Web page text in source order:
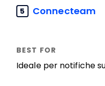
5 Connecteam
Ideale per notifiche